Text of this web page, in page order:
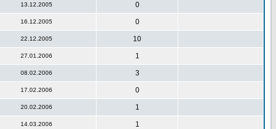
13.12.2005 0
16.12.2005 0
22.12.2005 10
27.01.2006 1
08.02.2006 3
17.02.2006 0
20.02.2006 1
14.03.2006 1